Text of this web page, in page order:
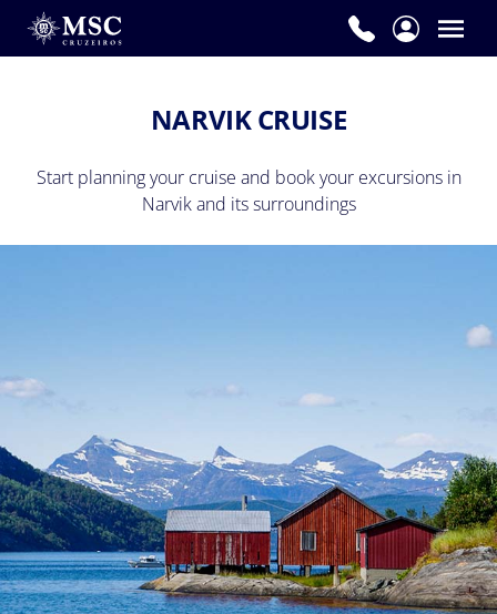
NARVIK CRUISE
Start planning your cruise and book your excursions in
Narvik and its surroundings